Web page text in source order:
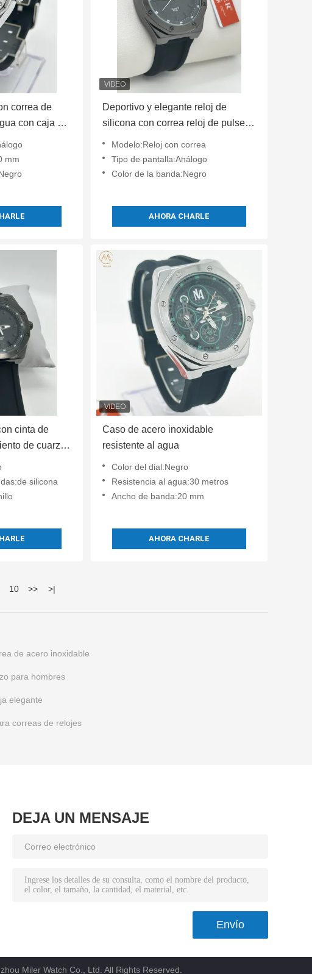
correa de
con caja de
mm
Deportivo y elegante reloj de
silicona con correa reloj de pulsera
Modelo:Reloj con correa
Tipo de pantalla:Análogo
Color de la banda:Negro
AHORA CHARLE
cinta de
de cuarzo
silicona
Caso de acero inoxidable
resistente al agua
Color del dial:Negro
Resistencia al agua:30 metros
Ancho de banda:20 mm
AHORA CHARLE
10 >> >|
de acero inoxidable
para hombres
elegante
correas de relojes
DEJA UN MENSAJE
Miler Watch Co., Ltd. All Rights Reserved.